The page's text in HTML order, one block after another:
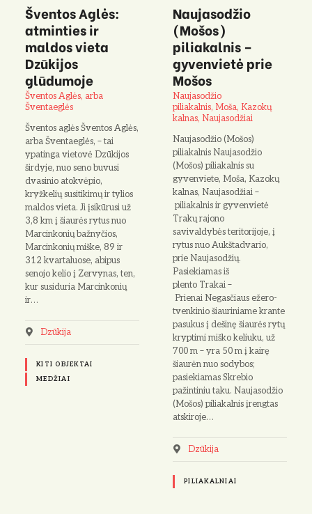
Šventos Aglės:
atminties ir
maldos vieta
Dzūkijos
glūdumoje
Šventos Aglės, arba
Šventaeglės
Šventos aglės Šventos Aglės,
arba Šventaeglės, – tai
ypatinga vietovė Dzūkijos
širdyje, nuo seno buvusi
dvasinio atokvėpio,
kryžkelių susitikimų ir tylios
maldos vieta. Ji įsikūrusi už
3,8 km į šiaurės rytus nuo
Marcinkonių bažnyčios,
Marcinkonių miške, 89 ir
312 kvartaluose, abipus
senojo kelio į Zervynas, ten,
kur susiduria Marcinkonių
ir…
Dzūkija
KITI OBJEKTAI
MEDŽIAI
Naujasodžio
(Mošos)
piliakalnis –
gyvenvietė prie
Mošos
Naujasodžio
piliakalnis, Moša, Kazokų
kalnas, Naujasodžiai
Naujasodžio (Mošos)
piliakalnis Naujasodžio
(Mošos) piliakalnis su
gyvenviete, Moša, Kazokų
kalnas, Naujasodžiai –
piliakalnis ir gyvenvietė
Trakų rajono
savivaldybės teritorijoje, į
rytus nuo Aukštadvario,
prie Naujasodžių.
Pasiekiamas iš
plento Trakai –
Prienai Negasčiaus ežero-
tvenkinio šiauriniame krante
pasukus į dešinę šiaurės rytų
kryptimi miško keliuku, už
700 m – yra 50 m į kairę
šiaurėn nuo sodybos;
pasiekiamas Skrebio
pažintiniu taku. Naujasodžio
(Mošos) piliakalnis įrengtas
atskiroje…
Dzūkija
PILIAKALNIAI